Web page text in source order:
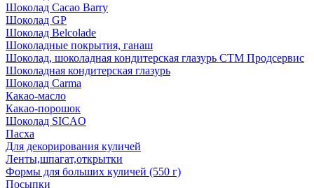
Шоколад Cacao Barry
Шоколад GP
Шоколад Belcolade
Шоколадные покрытия, ганаш
Шоколад, шоколадная кондитерская глазурь СТМ Продсервис
Шоколадная кондитерская глазурь
Шоколад Carma
Какао-масло
Какао-порошок
Шоколад SICAO
Пасха
Для декорирования куличей
Ленты,шпагат,открытки
Формы для больших куличей (550 г)
Посыпки